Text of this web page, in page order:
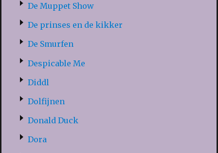
De Muppet Show
De prinses en de kikker
De Smurfen
Despicable Me
Diddl
Dolfijnen
Donald Duck
Dora